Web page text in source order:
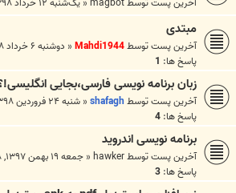
مبتدی
آخرین پست توسطMahdi1944
« دوشنبه ۶ خرداد ۱۳۹۸, ۷:۵۵ ب.ظ
پاسخ ها: 1
زبان برنامه نویسی فارسی،بجایی انگلیسی!؟
آخرین پست توسطshafagh
« شنبه ۲۴ فروردین ۱۳۹۸, ۱:۲۳ ق.ظ
پاسخ ها: 4
برنامه نویسی اندروید
آخرین پست توسطhawker
« جمعه ۱۹ بهمن ۱۳۹۷, ۱۱:۱۸ ق.ظ
پاسخ ها: 3